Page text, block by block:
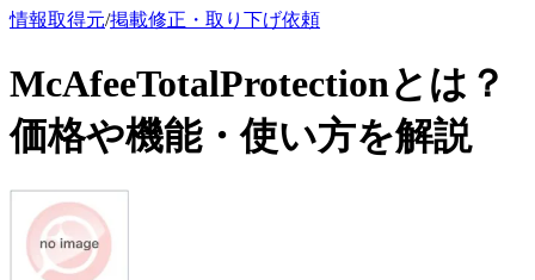
情報取得元/掲載修正・取り下げ依頼
McAfeeTotalProtectionとは？
価格や機能・使い方を解説